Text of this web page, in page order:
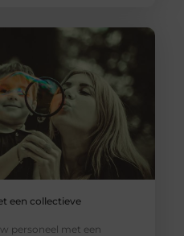
een collectieve
personeel met een